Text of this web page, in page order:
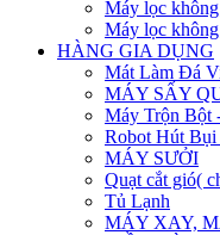
Máy lọc
Máy lọc
HÀNG GIA DỤNG
Mát Làm Đá
MÁY SẤY
Máy Trộn Bột
Robot Hút
MÁY SƯỞI
Quạt cắt gió(
Tủ Lạnh
MÁY XAY,